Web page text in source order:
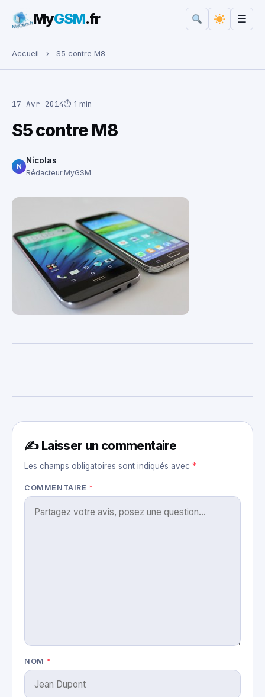
Rechercher :
MyGSM.fr ☰
Accueil › S5 contre M8
17 Avr 2014⏱ 1 min
S5 contre M8
N
Nicolas
Rédacteur MyGSM
✍️ Laisser un commentaire
Les champs obligatoires sont indiqués avec *
COMMENTAIRE *
NOM *